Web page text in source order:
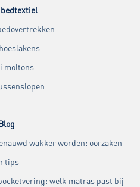
moltons
wakker worden: oorzaken
tips
welk matras past bij